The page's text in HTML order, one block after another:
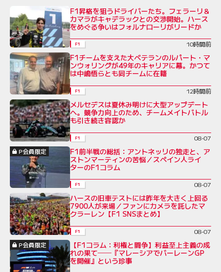
F1昇格を狙うドライバーたち。フェラーリ＆
カマラがキャデラックとの交渉開始。ハース
をめぐる争いはフォルナローリがリードか
F1 10時間前
F1チームを支えた大ベテランのルパート・マ
ンウォリングが49年のキャリアに幕。かつて
は中嶋悟らとも同チームに在籍
F1 12時間前
メルセデスは夏休み明けに大型アップデート
へ。競争力向上のため、チームメイトバトル
も引き続き容認か
F1
08-07
P会員限定
F1前半戦の総括：アントネッリの独走と、ア
ストンマーティンの苦悩／スペイン人ライ
ターのF1コラム
F1 08-07
ハースの旧車テストには昨年を大きく上回る
7900人が来場／ファンにカメラを託したマ
クラーレン【F1 SNSまとめ】
F1
08-07
P会員限定
【F1コラム：利権と闘争】利益至上主義の成
れの果て──『マレーシアでバーレーンGP
を開催』という珍事